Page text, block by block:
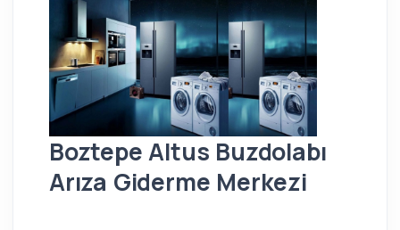
Boztepe Altus Buzdolabı
Arıza Giderme Merkezi